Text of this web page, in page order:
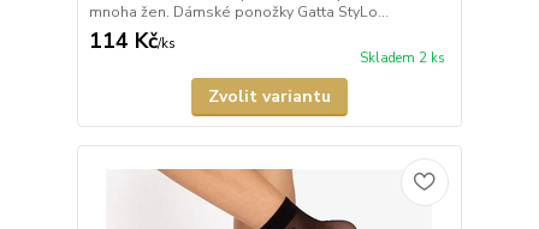
mnoha žen. Dámské ponožky Gatta StyLo...
114 Kč/ks
Skladem 2 ks
Zvolit variantu